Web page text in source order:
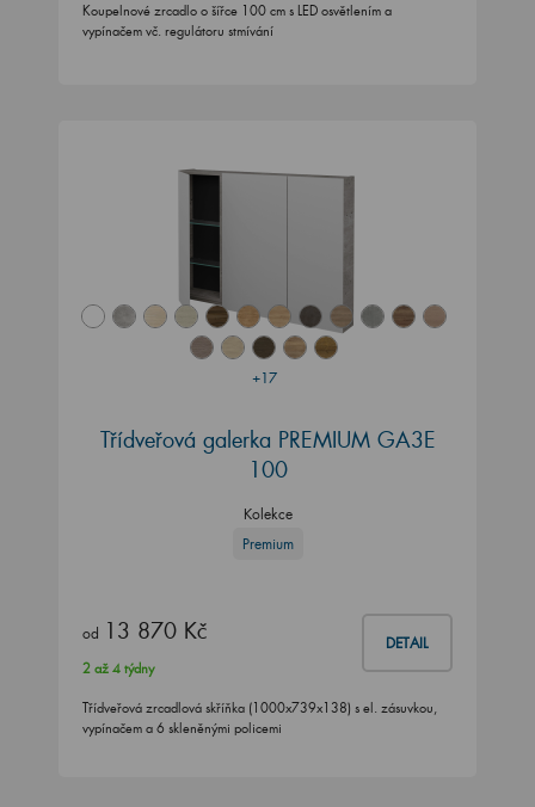
Koupelnové zrcadlo o šířce 100 cm s LED osvětlením a
vypínačem vč. regulátoru stmívání
+17
Třídveřová galerka PREMIUM GA3E
100
Kolekce
Premium
od 13 870 Kč DETAIL
2 až 4 týdny
Třídveřová zrcadlová skříňka (1000x739x138) s el. zásuvkou,
vypínačem a 6 skleněnými policemi